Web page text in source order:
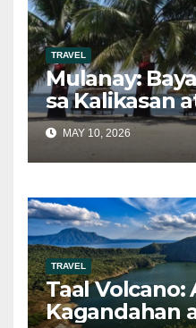
TRAVEL
Mulanay:
sa Kalikasan
MAY 10, 2026
TRAVEL
Taal
Kagandahan